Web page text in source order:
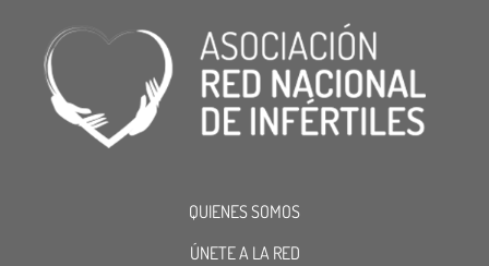
QUIENES SOMOS
ÚNETE A LA RED